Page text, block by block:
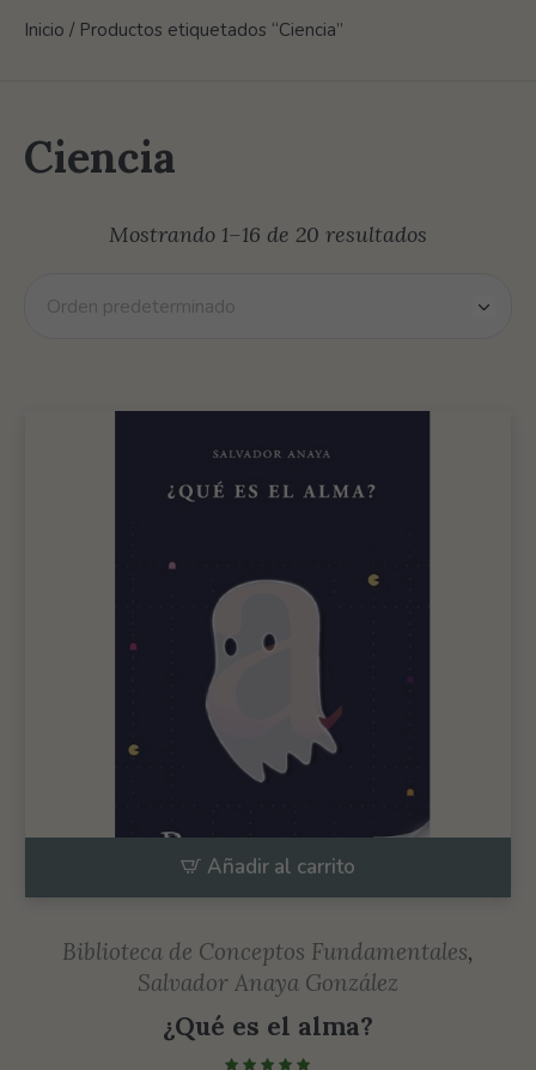
Inicio / Productos etiquetados “Ciencia”
Ciencia
Mostrando 1–16 de 20 resultados
Añadir al carrito
Biblioteca de Conceptos Fundamentales,
Salvador Anaya González
¿Qué es el alma?